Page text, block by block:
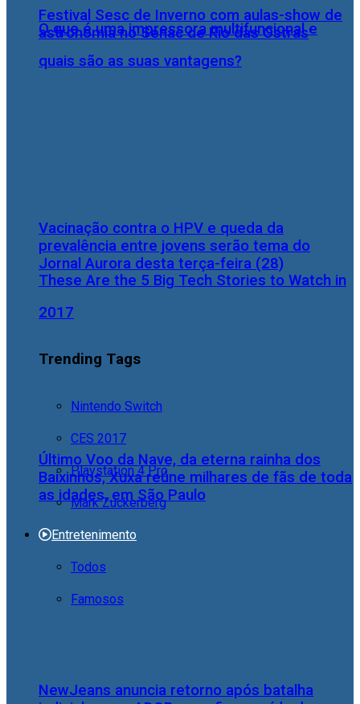
O que é uma impressora multifuncional e
quais são as suas vantagens?
These Are the 5 Big Tech Stories to Watch in
2017
Trending Tags
Nintendo Switch
CES 2017
Playstation 4 Pro
Mark Zuckerberg
Entretenimento
Todos
Famosos
Festival Sesc de Inverno com aulas-show de
astronomia no Senac de Rio das Ostras
Vacinação contra o HPV e queda da
prevalência entre jovens serão tema do
Jornal Aurora desta terça-feira (28)
Último Voo da Nave, da eterna rainha dos
Baixinhos, Xuxa reúne milhares de fãs de toda
as idades, em São Paulo
NewJeans anuncia retorno após batalha